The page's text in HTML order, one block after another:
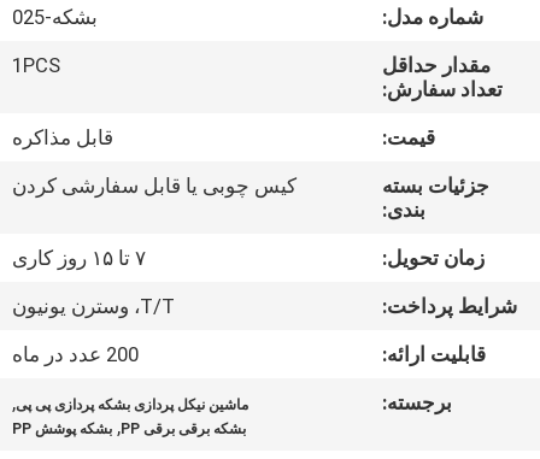
کارخانه
کنترل
تماس
بگیرید
شماره مدل:
بشکه-025
مقدار حداقل
تعداد سفارش:
1PCS
قیمت:
قابل مذاکره
جزئیات بسته
بندی:
کیس چوبی یا قابل سفارشی کردن
زمان تحویل:
۷ تا ۱۵ روز کاری
شرایط پرداخت:
T/T، وسترن یونیون
قابلیت ارائه:
200 عدد در ماه
برجسته:
ماشین نیکل پردازی بشکه پردازی پی پی,
بشکه برقی برقی PP , بشکه پوشش PP